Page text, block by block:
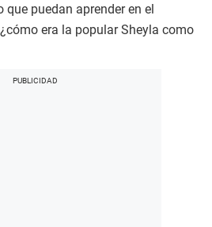
que puedan aprender en el
era la popular Sheyla como